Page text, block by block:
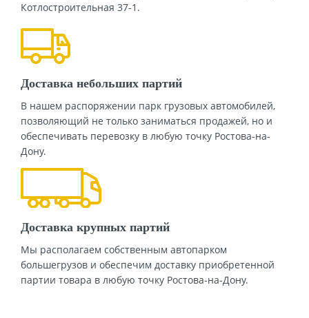
Котлостроительная 37-1.
Доставка небольших партий
В нашем распоряжении парк грузовых автомобилей,
позволяющий не только заниматься продажей, но и
обеспечивать перевозку в любую точку Ростова-на-
Дону.
Доставка крупных партий
Мы располагаем собственным автопарком
большегрузов и обеспечим доставку приобретенной
партии товара в любую точку Ростова-на-Дону.